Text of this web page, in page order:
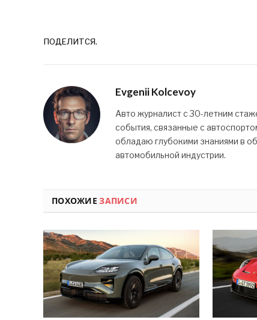
ПОДЕЛИТСЯ.
Evgenii Kolcevoy
Авто журналист с 30-летним
события, связанные с
обладаю глубокими знаниями в
автомобильной индустрии.
ПОХОЖИЕЗАПИСИ